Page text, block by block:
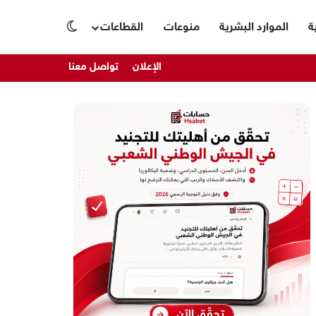
الموارد البشرية منوعات القطاعات
الإعلان تواصل معنا